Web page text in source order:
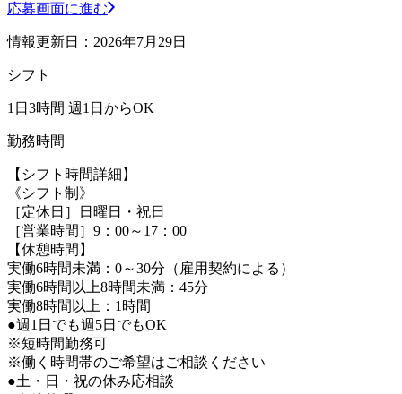
応募画面に進む
情報更新日：2026年7月29日
シフト
1日3時間 週1日からOK
勤務時間
【シフト時間詳細】
《シフト制》
［定休日］日曜日・祝日
［営業時間］9：00～17：00
【休憩時間】
実働6時間未満：0～30分（雇用契約による）
実働6時間以上8時間未満：45分
実働8時間以上：1時間
●週1日でも週5日でもOK
※短時間勤務可
※働く時間帯のご希望はご相談ください
●土・日・祝の休み応相談